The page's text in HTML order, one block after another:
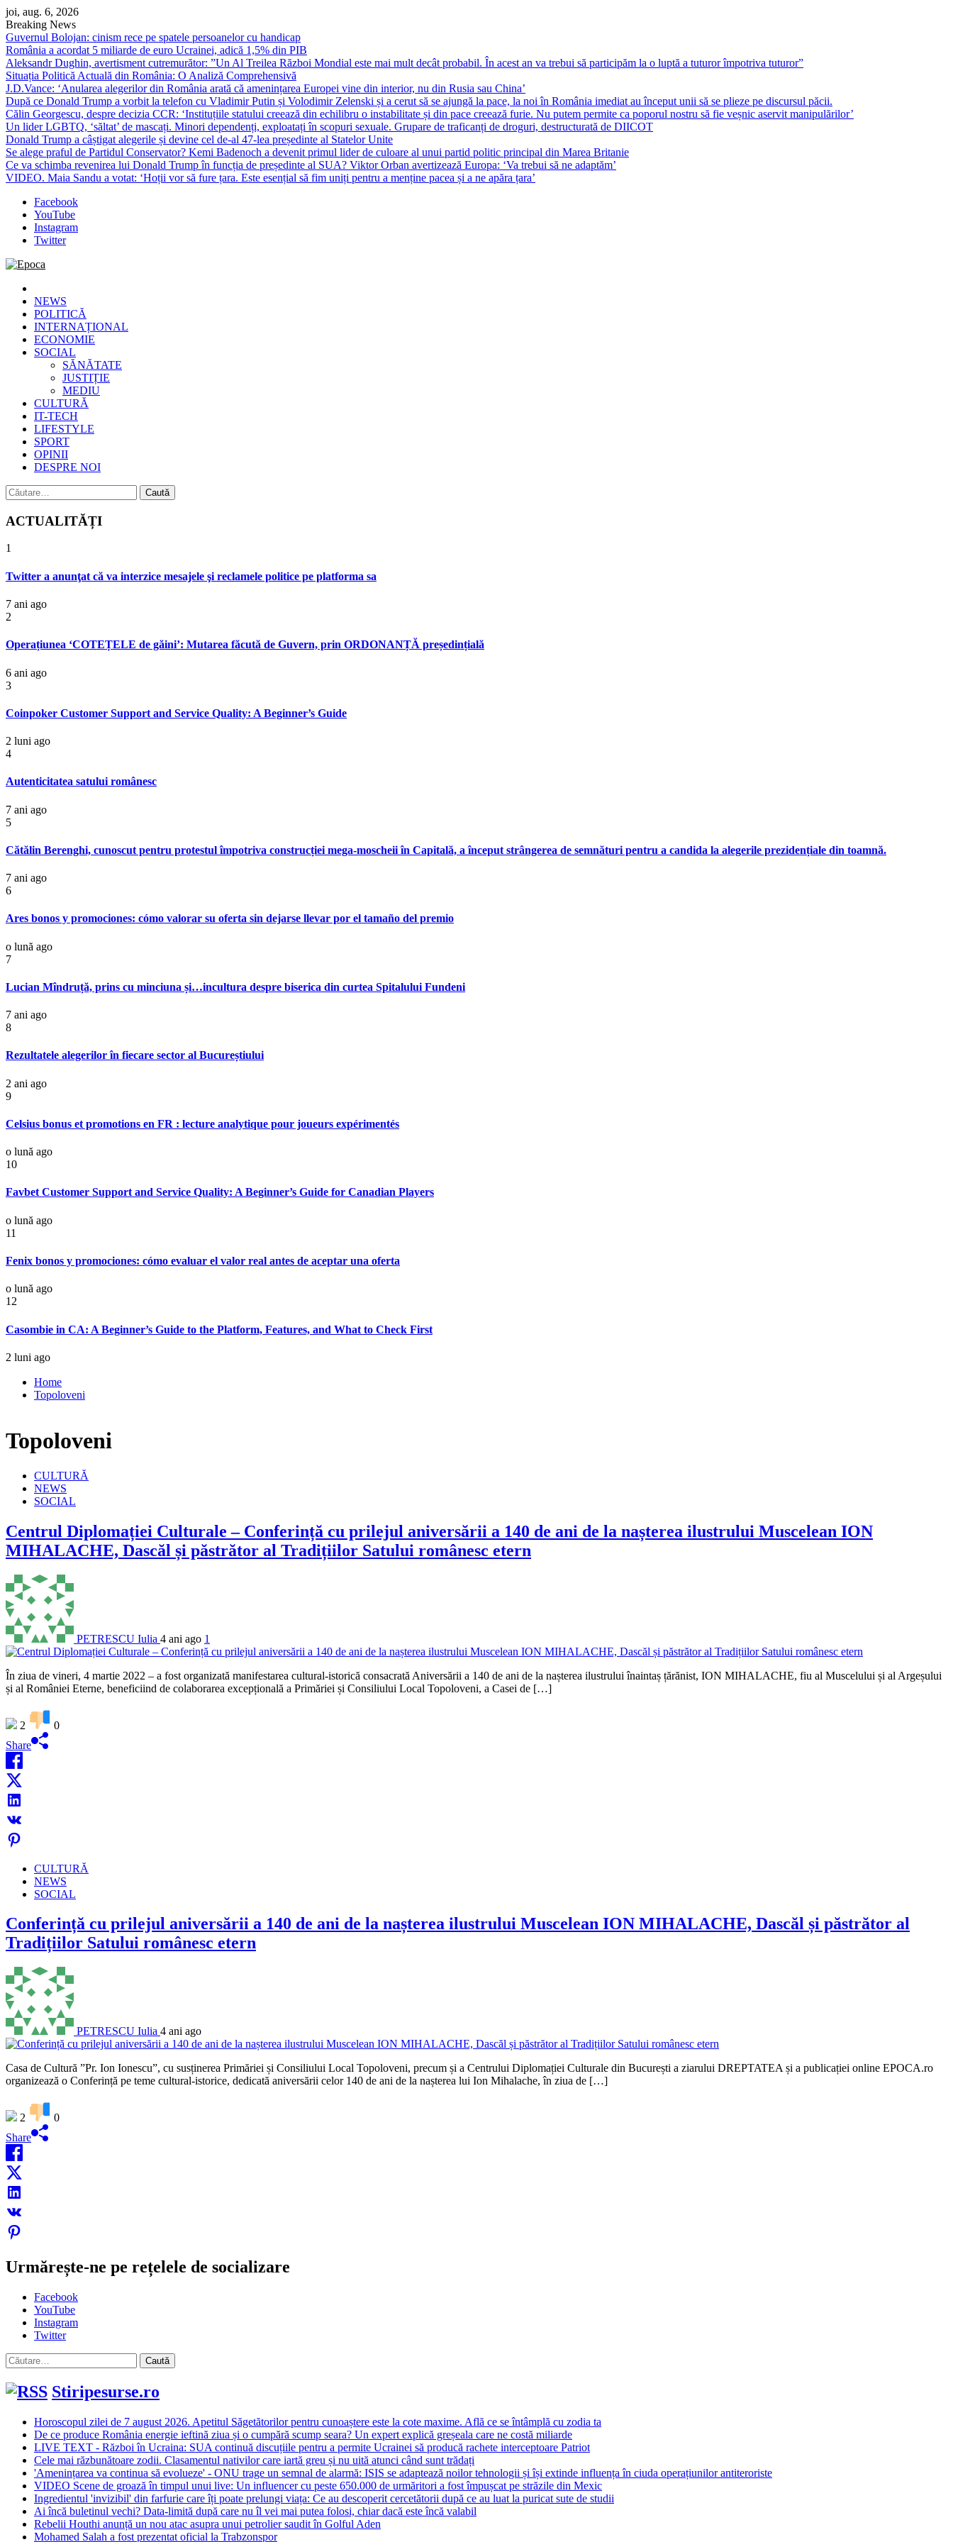
Skip
to
content
joi, aug. 6, 2026
Breaking News
Guvernul Bolojan: cinism rece pe spatele persoanelor cu handicap
România a acordat 5 miliarde de euro Ucrainei, adică 1,5% din PIB
Aleksandr Dughin, avertisment cutremurător: ”Un Al Treilea Război Mondial este mai mult decât probabil. În acest an va trebui să participăm la o luptă a tuturor împotriva tuturor”
Situația Politică Actuală din România: O Analiză Comprehensivă
J.D.Vance: ‘Anularea alegerilor din România arată că amenințarea Europei vine din interior, nu din Rusia sau China’
După ce Donald Trump a vorbit la telefon cu Vladimir Putin și Volodimir Zelenski și a cerut să se ajungă la pace, la noi în România imediat au început unii să se plieze pe discursul păcii.
Călin Georgescu, despre decizia CCR: ‘Instituțiile statului creează din echilibru o instabilitate și din pace creează furie. Nu putem permite ca poporul nostru să fie veșnic aservit manipulărilor’
Un lider LGBTQ, ‘săltat’ de mascați. Minori dependenți, exploatați în scopuri sexuale. Grupare de traficanți de droguri, destructurată de DIICOT
Donald Trump a câștigat alegerile și devine cel de-al 47-lea președinte al Statelor Unite
Se alege praful de Partidul Conservator? Kemi Badenoch a devenit primul lider de culoare al unui partid politic principal din Marea Britanie
Ce va schimba revenirea lui Donald Trump în funcția de președinte al SUA? Viktor Orban avertizează Europa: ‘Va trebui să ne adaptăm’
VIDEO. Maia Sandu a votat: ‘Hoții vor să fure țara. Este esențial să fim uniți pentru a menține pacea și a ne apăra țara’
Facebook
YouTube
Instagram
Twitter
Epoca
Cele mai noi știri online din România
NEWS
POLITICĂ
INTERNAȚIONAL
ECONOMIE
SOCIAL
SĂNĂTATE
JUSTIȚIE
MEDIU
CULTURĂ
IT-TECH
LIFESTYLE
SPORT
OPINII
DESPRE NOI
Caută
după:
ACTUALITĂȚI
1
Twitter a anunţat că va interzice mesajele şi reclamele politice pe platforma sa
7 ani ago
2
Operațiunea ‘COTEȚELE de găini’: Mutarea făcută de Guvern, prin ORDONANȚĂ președințială
6 ani ago
3
Coinpoker Customer Support and Service Quality: A Beginner’s Guide
2 luni ago
4
Autenticitatea satului românesc
7 ani ago
5
Cătălin Berenghi, cunoscut pentru protestul împotriva construcției mega-moscheii în Capitală, a început strângerea de semnături pentru a candida la alegerile prezidențiale din toamnă.
7 ani ago
6
Ares bonos y promociones: cómo valorar su oferta sin dejarse llevar por el tamaño del premio
o lună ago
7
Lucian Mîndruță, prins cu minciuna și…incultura despre biserica din curtea Spitalului Fundeni
7 ani ago
8
Rezultatele alegerilor în fiecare sector al Bucureștiului
2 ani ago
9
Celsius bonus et promotions en FR : lecture analytique pour joueurs expérimentés
o lună ago
10
Favbet Customer Support and Service Quality: A Beginner’s Guide for Canadian Players
o lună ago
11
Fenix bonos y promociones: cómo evaluar el valor real antes de aceptar una oferta
o lună ago
12
Casombie in CA: A Beginner’s Guide to the Platform, Features, and What to Check First
2 luni ago
Home
Topoloveni
Topoloveni
CULTURĂ
NEWS
SOCIAL
Centrul Diplomației Culturale – Conferință cu prilejul aniversării a 140 de ani de la nașterea ilustrului Muscelean ION
MIHALACHE, Dascăl și păstrător al Tradițiilor Satului românesc etern
PETRESCU Iulia 4 ani ago 1
În ziua de vineri, 4 martie 2022 – a fost organizată manifestarea cultural-istorică consacrată Aniversării a 140 de ani de la nașterea ilustrului înaintaș țărănist, ION MIHALACHE, fiu al Muscelului și al Argeșului
și al României Eterne, beneficiind de colaborarea excepțională a Primăriei și Consiliului Local Topoloveni, a Casei de […]
2
0
Share
CULTURĂ
NEWS
SOCIAL
Conferință cu prilejul aniversării a 140 de ani de la nașterea ilustrului Muscelean ION MIHALACHE, Dascăl și păstrător al
Tradițiilor Satului românesc etern
PETRESCU Iulia 4 ani ago
Casa de Cultură ”Pr. Ion Ionescu”, cu susținerea Primăriei și Consiliului Local Topoloveni, precum și a Centrului Diplomației Culturale din București a ziarului DREPTATEA și a publicației online EPOCA.ro
organizează o Conferință pe teme cultural-istorice, dedicată aniversării celor 140 de ani de la nașterea lui Ion Mihalache, în ziua de […]
2
0
Share
Urmărește-ne pe rețelele de socializare
Facebook
YouTube
Instagram
Twitter
Caută
după:
Stiripesurse.ro
Horoscopul zilei de 7 august 2026. Apetitul Săgetătorilor pentru cunoaștere este la cote maxime. Află ce se întâmplă cu zodia ta
De ce produce România energie ieftină ziua și o cumpără scump seara? Un expert explică greșeala care ne costă miliarde
LIVE TEXT - Război în Ucraina: SUA continuă discuțiile pentru a permite Ucrainei să producă rachete interceptoare Patriot
Cele mai răzbunătoare zodii. Clasamentul nativilor care iartă greu și nu uită atunci când sunt trădați
'Amenințarea va continua să evolueze' - ONU trage un semnal de alarmă: ISIS se adaptează noilor tehnologii și își extinde influența în ciuda operațiunilor antiteroriste
VIDEO Scene de groază în timpul unui live: Un influencer cu peste 650.000 de urmăritori a fost împușcat pe străzile din Mexic
Ingredientul 'invizibil' din farfurie care îți poate prelungi viața: Ce au descoperit cercetătorii după ce au luat la puricat sute de studii
Ai încă buletinul vechi? Data-limită după care nu îl vei mai putea folosi, chiar dacă este încă valabil
Rebelii Houthi anunță un nou atac asupra unui petrolier saudit în Golful Aden
Mohamed Salah a fost prezentat oficial la Trabzonspor